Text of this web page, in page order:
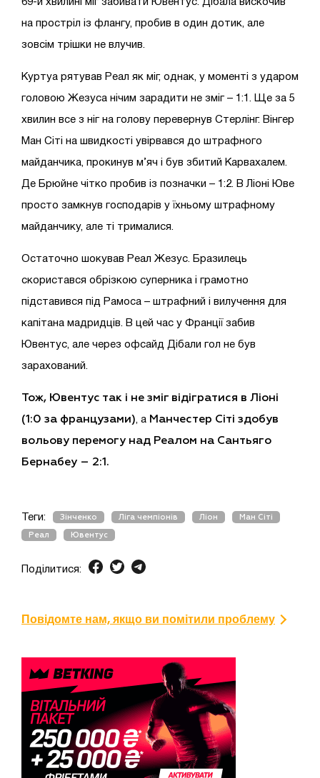
на простріл із флангу, пробив в один дотик, але
зовсім трішки не влучив.
Куртуа рятував Реал як міг, однак, у моменті з ударом
головою Жезуса нічим зарадити не зміг – 1:1. Ще за 5
хвилин все з ніг на голову перевернув Стерлінг. Вінгер
Ман Сіті на швидкості увірвався до штрафного
майданчика, прокинув м’яч і був збитий Карвахалем.
Де Брюйне чітко пробив із позначки – 1:2. В Ліоні Юве
просто замкнув господарів у їхньому штрафному
майданчику, але ті трималися.
Остаточно шокував Реал Жезус. Бразилець
скористався обрізкою суперника і грамотно
підставився під Рамоса – штрафний і вилучення для
капітана мадридців. В цей час у Франції забив
Ювентус, але через офсайд Дібали гол не був
зарахований.
Тож, Ювентус так і не зміг відігратися в Ліоні
(1:0 за французами) , а Манчестер Сіті здобув
вольову перемогу над Реалом на Сантьяго
Бернабеу – 2:1.
Теги: Зінченко Ліга чемпіонів Ліон Ман Сіті
Реал Ювентус
Поділитися:
Повідомте нам, якщо ви помітили проблему